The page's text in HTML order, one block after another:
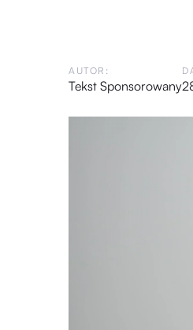
AUTOR:
Tekst Sponsorowany